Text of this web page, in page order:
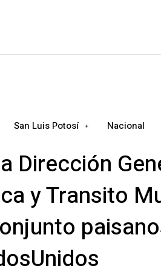
San Luis Potosí Nacional
Dirección
y Transito